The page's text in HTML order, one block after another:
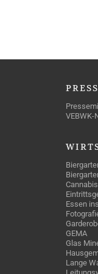
VEBWK-
Essen
GEMA
Glas
Lange